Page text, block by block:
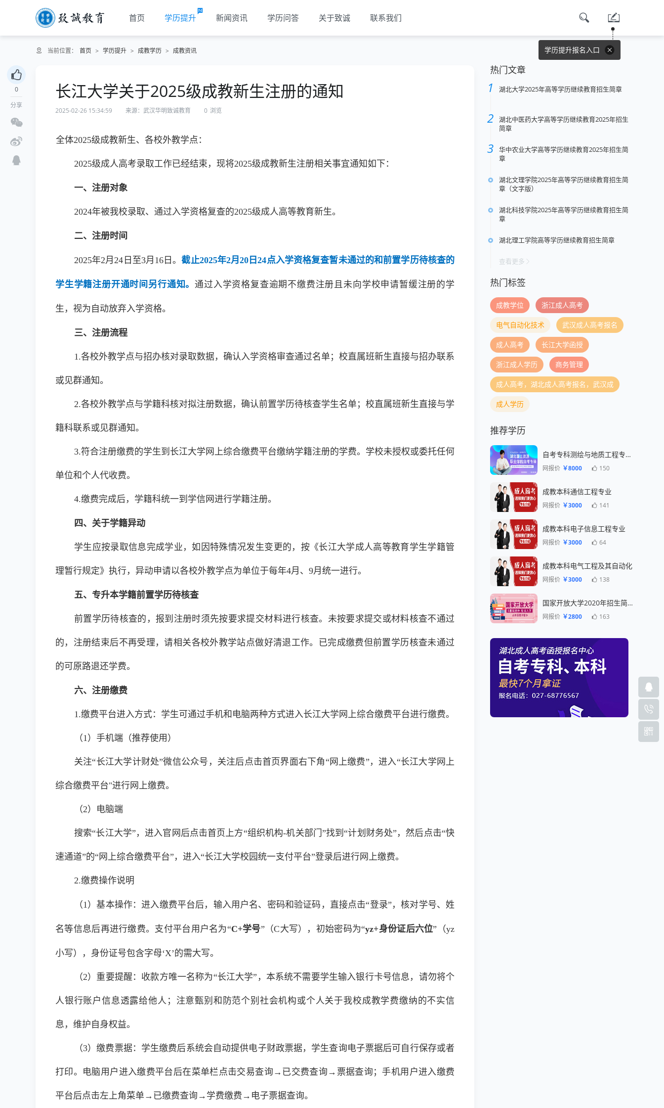
首页 学历提升 新闻资讯 学历问答 关于致诚 联系我们
学历提升报名入口
当前位置： 首页 > 学历提升 > 成教学历 > 成教资讯
0
分享
长江大学关于2025级成教新生注册的通知
2025-02-26 15:34:59 来源：武汉华明致诚教育 0 浏览
全体2025级成教新生、各校外教学点：
2025级成人高考录取工作已经结束，现将2025级成教新生注册相关事宜通知如下：
一、注册对象
2024年被我校录取、通过入学资格复查的2025级成人高等教育新生。
二、注册时间
2025年2月24日至3月16日。截止2025年2月20日24点入学资格复查暂未通过的和前置学历待核查的
学生学籍注册开通时间另行通知。通过入学资格复查逾期不缴费注册且未向学校申请暂缓注册的学
生，视为自动放弃入学资格。
三、注册流程
1.各校外教学点与招办核对录取数据，确认入学资格审查通过名单；校直属班新生直接与招办联系
或见群通知。
2.各校外教学点与学籍科核对拟注册数据，确认前置学历待核查学生名单；校直属班新生直接与学
籍科联系或见群通知。
3.符合注册缴费的学生到长江大学网上综合缴费平台缴纳学籍注册的学费。学校未授权或委托任何
单位和个人代收费。
4.缴费完成后，学籍科统一到学信网进行学籍注册。
四、关于学籍异动
学生应按录取信息完成学业，如因特殊情况发生变更的，按《长江大学成人高等教育学生学籍管
理暂行规定》执行，异动申请以各校外教学点为单位于每年4月、9月统一进行。
五、专升本学籍前置学历待核查
前置学历待核查的，报到注册时须先按要求提交材料进行核查。未按要求提交或材料核查不通过
的，注册结束后不再受理，请相关各校外教学站点做好清退工作。已完成缴费但前置学历核查未通过
的可原路退还学费。
六、 注册缴费
1.缴费平台进入方式：学生可通过手机和电脑两种方式进入长江大学网上综合缴费平台进行缴费。
（1）手机端（推荐使用）
关注“长江大学计财处”微信公众号，关注后点击首页界面右下角“网上缴费”，进入“长江大学网上
综合缴费平台"进行网上缴费。
（2）电脑端
搜索“长江大学”，进入官网后点击首页上方“组织机构-机关部门”找到“计划财务处”，然后点击“快
速通道”的“网上综合缴费平台”，进入“长江大学校园统一支付平台”登录后进行网上缴费。
2.缴费操作说明
（1）基本操作：进入缴费平台后，输入用户名、密码和验证码，直接点击“登录”，核对学号、姓
名等信息后再进行缴费。支付平台用户名为“C+学号”（C大写），初始密码为“yz+身份证后六位”（yz
小写），身份证号包含字母‘X’的需大写。
（2）重要提醒：收款方唯一名称为“长江大学”，本系统不需要学生输入银行卡号信息，请勿将个
人银行账户信息透露给他人；注意甄别和防范个别社会机构或个人关于我校成教学费缴纳的不实信
息，维护自身权益。
（3）缴费票据：学生缴费后系统会自动提供电子财政票据，学生查询电子票据后可自行保存或者
打印。电脑用户进入缴费平台后在菜单栏点击交易查询→已交费查询→票据查询；手机用户进入缴费
平台后点击左上角菜单→已缴费查询→学费缴费→电子票据查询。
热门文章
湖北大学2025年高等学历继续教育招生简章
湖北中医药大学高等学历继续教育2025年招生
简章
华中农业大学高等学历继续教育2025年招生简
章
湖北文理学院2025年高等学历继续教育招生简
章（文字版）
湖北科技学院2025年高等学历继续教育招生简
章
湖北理工学院高等学历继续教育招生简章
查看更多
热门标签
成教学位 浙江成人高考
电气自动化技术 武汉成人高考报名
成人高考 长江大学函授
浙江成人学历 商务管理
成人高考，湖北成人高考报名，武汉成
成人学历
推荐学历
自考专科测绘与地质工程专业一年毕业
网报价 ￥8000 150
成教本科通信工程专业
网报价 ￥3000 141
成教本科电子信息工程专业
网报价 ￥3000 64
成教本科电气工程及其自动化
网报价 ￥3000 138
国家开放大学2020年招生简章
网报价 ￥2800 163